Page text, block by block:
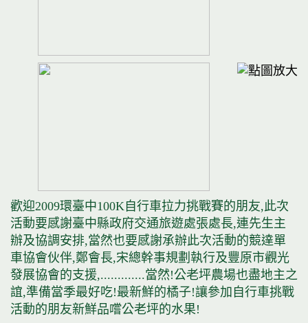
歡迎2009環臺中100K自行車拉力挑戰賽的朋友,此次
活動要感謝臺中縣政府交通旅遊處張處長,連先生主
辦及協調安排,當然也要感謝承辦此次活動的競達單
車協會伙伴,鄭會長,宋總幹事規劃執行及豐原市觀光
發展協會的支援,.............當然!公老坪農場也盡地主之
誼,準備當季最好吃!最新鮮的橘子!讓參加自行車挑戰
活動的朋友新鮮品嚐公老坪的水果!